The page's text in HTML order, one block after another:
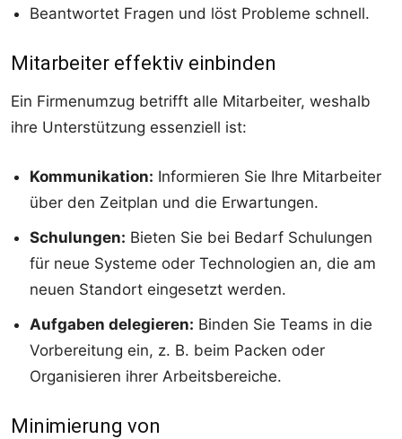
Beantwortet Fragen und löst Probleme schnell.
Mitarbeiter effektiv einbinden
Ein Firmenumzug betrifft alle Mitarbeiter, weshalb
ihre Unterstützung essenziell ist:
Kommunikation: Informieren Sie Ihre Mitarbeiter
über den Zeitplan und die Erwartungen.
Schulungen: Bieten Sie bei Bedarf Schulungen
für neue Systeme oder Technologien an, die am
neuen Standort eingesetzt werden.
Aufgaben delegieren: Binden Sie Teams in die
Vorbereitung ein, z. B. beim Packen oder
Organisieren ihrer Arbeitsbereiche.
Minimierung von